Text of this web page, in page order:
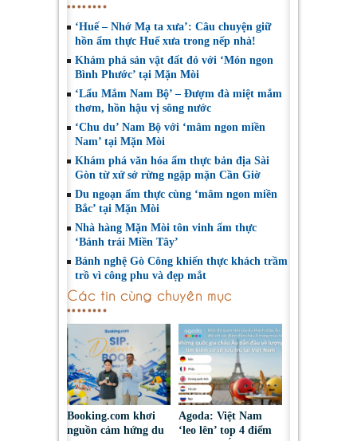
‘Huế – Nhớ Mạ ta xưa’: Câu chuyện giữ
hồn ẩm thực Huế xưa trong nếp nhà!
Khám phá sản vật đất đỏ với ‘Món ngon
Bình Phước’ tại Mặn Mòi
‘Lẩu Mắm Nam Bộ’ – Đượm đà miệt mắm
thơm, hồn hậu vị sông nước
‘Chu du’ Nam Bộ với ‘mâm ngon miền
Nam’ tại Mặn Mòi
Khám phá văn hóa ẩm thực bản địa Sài
Gòn từ xứ sở rừng ngập mặn Cần Giờ
Du ngoạn ẩm thực cùng ‘mâm ngon miền
Bắc’ tại Mặn Mòi
Nhà hàng Mặn Mòi tôn vinh ẩm thực
‘Bánh trái Miền Tây’
Bánh nghệ Gò Công khiến thực khách trầm
trồ vì công phu và đẹp mắt
Các tin cùng chuyên mục
Booking.com khơi
nguồn cảm hứng du
Agoda: Việt Nam
‘leo lên’ top 4 điểm